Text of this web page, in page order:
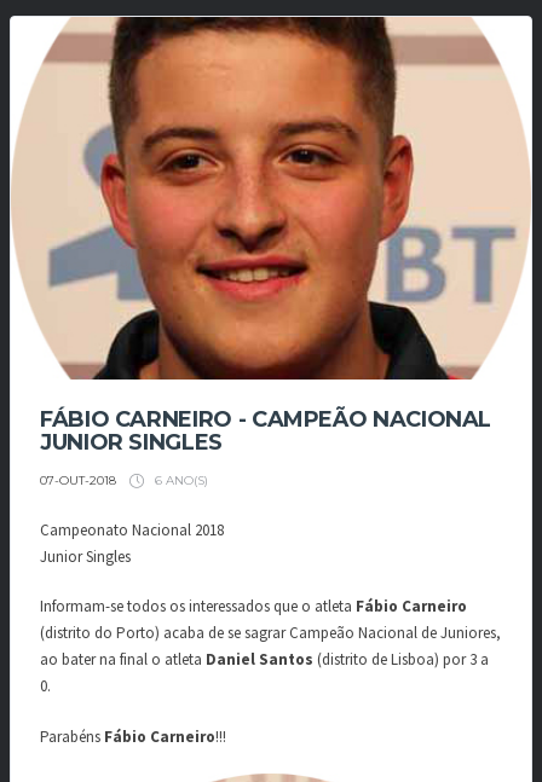
FÁBIO CARNEIRO - CAMPEÃO NACIONAL
JUNIOR SINGLES
07-OUT-2018 6 ANO(S)
Campeonato Nacional 2018
Junior Singles
Informam-se todos os interessados que o atleta Fábio Carneiro
(distrito do Porto) acaba de se sagrar Campeão Nacional de Juniores,
ao bater na final o atleta Daniel Santos (distrito de Lisboa) por 3 a
0.
Parabéns Fábio Carneiro!!!